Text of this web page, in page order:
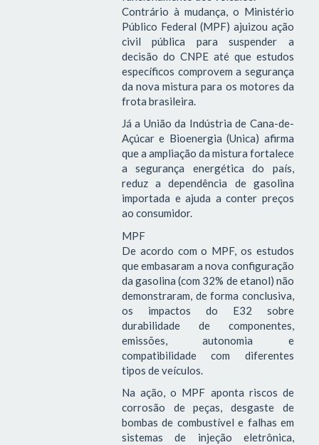
Contrário à mudança, o Ministério
Público Federal (MPF) ajuizou ação
civil pública para suspender a
decisão do CNPE até que estudos
específicos comprovem a segurança
da nova mistura para os motores da
frota brasileira.
Já a União da Indústria de Cana-de-
Açúcar e Bioenergia (Unica) afirma
que a ampliação da mistura fortalece
a segurança energética do país,
reduz a dependência de gasolina
importada e ajuda a conter preços
ao consumidor.
MPF
De acordo com o MPF, os estudos
que embasaram a nova configuração
da gasolina (com 32% de etanol) não
demonstraram, de forma conclusiva,
os impactos do E32 sobre
durabilidade de componentes,
emissões, autonomia e
compatibilidade com diferentes
tipos de veículos.
Na ação, o MPF aponta riscos de
corrosão de peças, desgaste de
bombas de combustível e falhas em
sistemas de injeção eletrônica,